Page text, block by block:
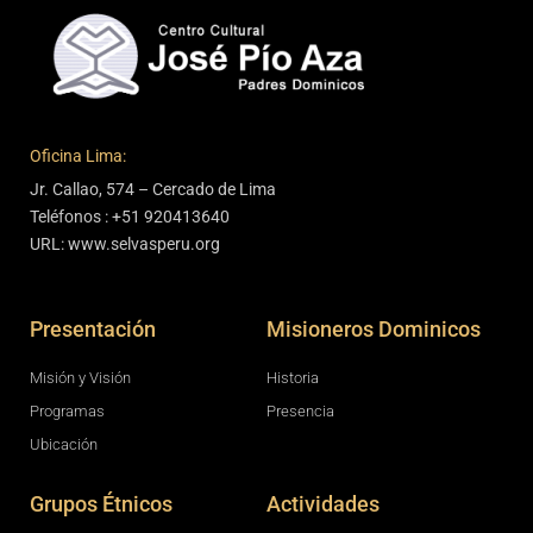
Oficina Lima:
Jr. Callao, 574 – Cercado de Lima
Teléfonos : +51 920413640
URL: www.selvasperu.org
Presentación
Misión y Visión
Programas
Ubicación
Misioneros Dominicos
Historia
Presencia
Grupos Étnicos Actividades